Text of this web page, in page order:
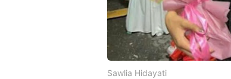
Sawlia Hidayati